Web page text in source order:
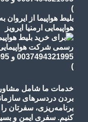
)
بلیط هواپیما از
هواپیمایی ارمنیا ایرویز
)
خدمات ما شامل
بردن دردسرهای
برنامه‌ریزی، سفرتان
کنیم. سفری ایمن و